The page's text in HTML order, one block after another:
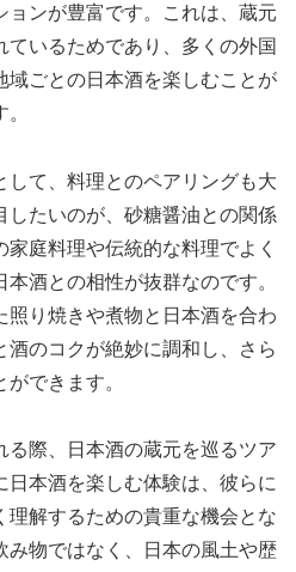
ョンが豊富です。これは、蔵元
ているためであり、多くの外国
域ごとの日本酒を楽しむことが
して、料理とのペアリングも大
したいのが、砂糖醤油との関係
庭料理や伝統的な料理でよく
酒との相性が抜群なのです。
照り焼きや煮物と日本酒を合わ
のコクが絶妙に調和し、さら
できます。
る際、日本酒の蔵元を巡るツア
日本酒を楽しむ体験は、彼らに
理解するための貴重な機会とな
み物ではなく、日本の風土や歴